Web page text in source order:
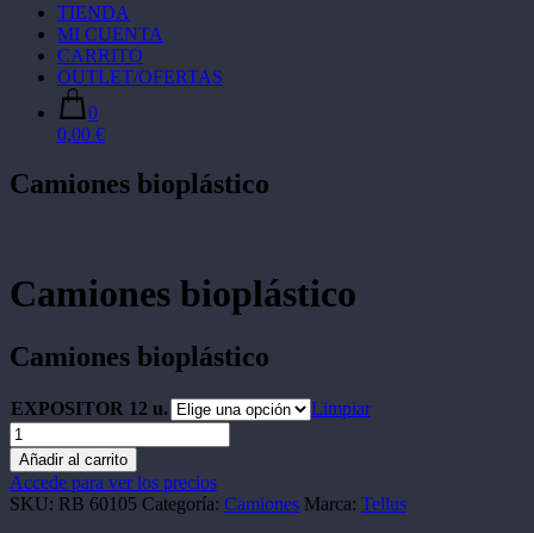
TIENDA
MI CUENTA
CARRITO
OUTLET/OFERTAS
0
0,00 €
Camiones bioplástico
Camiones bioplástico
Camiones bioplástico
EXPOSITOR 12 u.
Limpiar
Camiones
bioplástico
cantidad
Añadir al carrito
Accede para ver los precios
SKU: RB 60105 Categoría: Camiones Marca: Tellus